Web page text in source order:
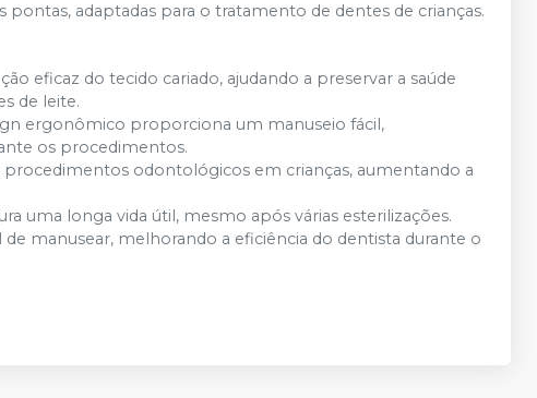
pontas, adaptadas para o tratamento de dentes de crianças.
eficaz do tecido cariado, ajudando a preservar a saúde
de leite.
ergonômico proporciona um manuseio fácil,
os procedimentos.
procedimentos odontológicos em crianças, aumentando a
uma longa vida útil, mesmo após várias esterilizações.
de manusear, melhorando a eficiência do dentista durante o